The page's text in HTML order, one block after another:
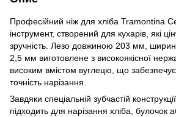
Професійний ніж для хліба Tramontina
інструмент, створений для кухарів, які
зручність. Лезо довжиною 203 мм,
2,5 мм виготовлене з високоякісної
високим вмістом вуглецю, що забезпечує
точність нарізання.
Завдяки спеціальній зубчастій
підходить для нарізання хліба, булочок